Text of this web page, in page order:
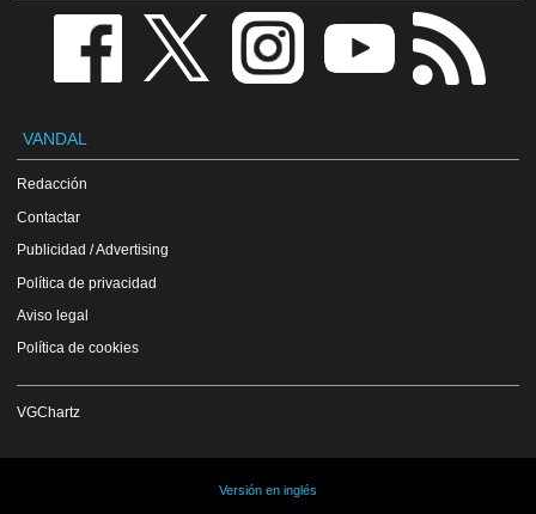
VANDAL
Redacción
Contactar
Publicidad / Advertising
Política de privacidad
Aviso legal
Política de cookies
VGChartz
Versión en inglés